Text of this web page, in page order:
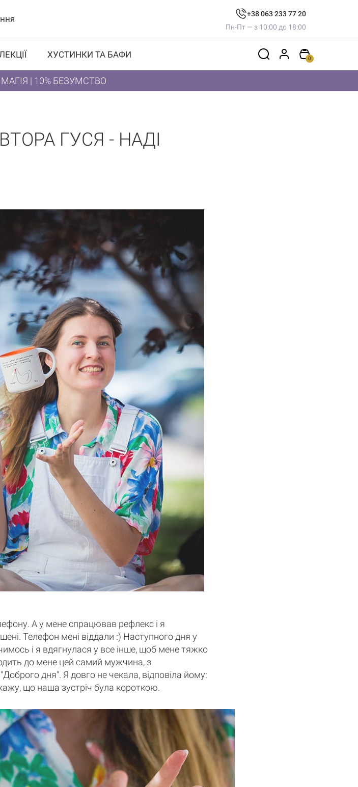
+38 063 233 77 20
Пн-Пт — з 10:00 до 18:00
ХУСТИНКИ ТА БАФИ 0
| 10% БЕЗУМСТВО
ГУСЯ - НАДІ
А у мене спрацював рефлекс і я
Телефон мені віддали :) Наступного дня у
і я вдягнулася у все інше, щоб мене тяжко
до мене цей самий мужчина, з
дня". Я довго не чекала, відповіла йому:
що наша зустріч була короткою.